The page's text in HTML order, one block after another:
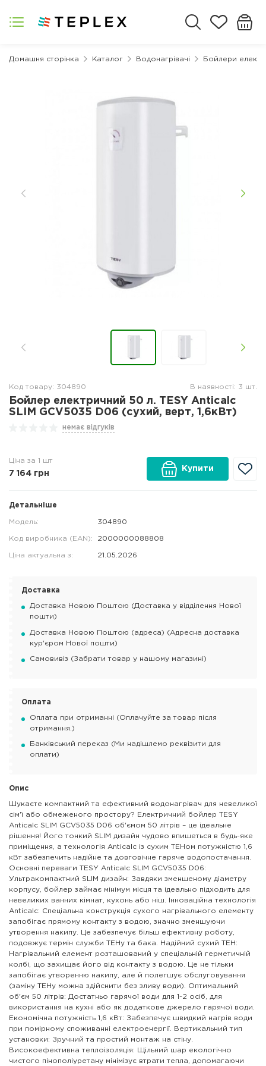
Домашня сторінка Каталог Водонагрівачі Бойлери
Код товару: 304890 В наявності: 3 шт.
Бойлер електричний 50 л. TESY Anticalc
SLIM GCV5035 D06 (сухий, верт, 1,6кВт)
немає відгуків
Ціна за 1 шт
7 164 грн
Купити
Детальніше
Модель: 304890
Код виробника (EAN): 2000000088808
Ціна актуальна з: 21.05.2026
Доставка
Доставка Новою Поштою (Доставка у відділення Нової
пошти)
Доставка Новою Поштою (адреса) (Адресна доставка
кур'єром Нової пошти)
Самовивіз (Забрати товар у нашому магазині)
Оплата
Оплата при отриманні (Оплачуйте за товар після
отримання.)
Банківський переказ (Ми надішлемо реквізити для
оплати)
Опис
Шукаєте компактний та ефективний водонагрівач для невеликої
сім'ї або обмеженого простору? Електричний бойлер TESY
Anticalc SLIM GCV5035 D06 об'ємом 50 літрів – це ідеальне
рішення! Його тонкий SLIM дизайн чудово впишеться в будь-яке
приміщення, а технологія Anticalc із сухим ТЕНом потужністю 1,6
кВт забезпечить надійне та довговічне гаряче водопостачання.
Основні переваги TESY Anticalc SLIM GCV5035 D06:
Ультракомпактний SLIM дизайн: Завдяки зменшеному діаметру
корпусу, бойлер займає мінімум місця та ідеально підходить для
невеликих ванних кімнат, кухонь або ніш. Інноваційна технологія
Anticalc: Спеціальна конструкція сухого нагрівального елементу
запобігає прямому контакту з водою, значно зменшуючи
утворення накипу. Це забезпечує більш ефективну роботу,
подовжує термін служби ТЕНу та бака. Надійний сухий ТЕН:
Нагрівальний елемент розташований у спеціальній герметичній
колбі, що захищає його від контакту з водою. Це не тільки
запобігає утворенню накипу, але й полегшує обслуговування
(заміну ТЕНу можна здійснити без зливу води). Оптимальний
об'єм 50 літрів: Достатньо гарячої води для 1-2 осіб, для
використання на кухні або як додаткове джерело гарячої води.
Економічна потужність 1,6 кВт: Забезпечує швидкий нагрів води
при помірному споживанні електроенергії. Вертикальний тип
установки: Зручний та простий монтаж на стіну.
Високоефективна теплоізоляція: Щільний шар екологічно
чистого пінополіуретану мінімізує втрати тепла, допомагаючи